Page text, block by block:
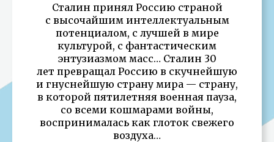
Сталин принял Россию страной
с высочайшим интеллектуальным
потенциалом, с лучшей в мире
культурой, с фантастическим
энтузиазмом масс… Сталин 30
лет превращал Россию в скучнейшую
и гнуснейшую страну мира — страну,
в которой пятилетняя военная пауза,
со всеми кошмарами войны,
воспринималась как глоток свежего
воздуха…